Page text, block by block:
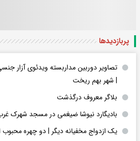
پربازدید‌ها
تصاویر دوربین مداربسته ویدئوی آزار
| شهر بهم ریخت
بلاگر معروف درگذشت
بادیگارد نیوشا ضیغمی در مسجد شهرک
یک ازدواج مخفیانه دیگر | دو چهره محبوب